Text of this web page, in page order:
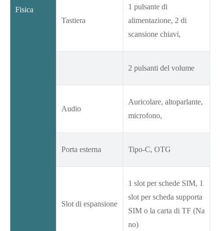
Fisica
Tastiera
1 pulsante di
alimentazione, 2 di
scansione chiavi,
2 pulsanti del volume
Audio
Auricolare, altoparlante,
microfono,
Porta esterna Tipo-C, OTG
Slot di espansione
1 slot per schede SIM, 1
slot per scheda supporta
SIM o la carta di TF (Na
no)